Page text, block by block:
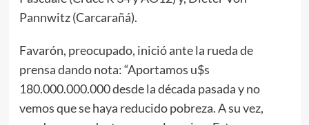
Pannwitz (Carcarañá).
Favarón, preocupado, inició ante la rueda de
prensa dando nota: “Aportamos u$s
180.000.000.000 desde la década pasada y no
vemos que se haya reducido pobreza. A su vez,